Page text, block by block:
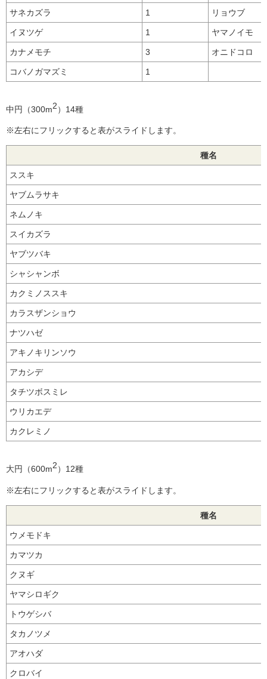
サネカズラ 1 リョウブ
イヌツゲ 1 ヤマノイモ
カナメモチ 3 オニドコロ
コバノガマズミ 1
中円（300m2）14種
※左右にフリックすると表がスライドします。
種名
ススキ
ヤブムラサキ
ネムノキ
スイカズラ
ヤブツバキ
シャシャンボ
カクミノススキ
カラスザンショウ
ナツハゼ
アキノキリンソウ
アカシデ
タチツボスミレ
ウリカエデ
カクレミノ
大円（600m2）12種
※左右にフリックすると表がスライドします。
種名
ウメモドキ
カマツカ
クヌギ
ヤマシロギク
トウゲシバ
タカノツメ
アオハダ
クロバイ